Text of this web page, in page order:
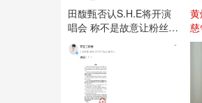
田馥甄否认S.H.E将开演
唱会 称不是故意让粉丝失
望